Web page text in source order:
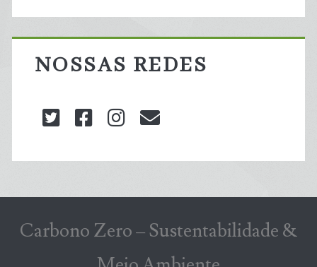
NOSSAS REDES
twitterfacebookinstagram
Carbono Zero – Sustentabilidade &